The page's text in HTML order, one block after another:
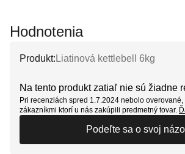
Hodnotenia
Produkt: Liatinová kettlebell 6kg
Na tento produkt zatiaľ nie sú žiadne
Pri recenziách spred 1.7.2024 nebolo
zákazníkmi ktorí u nás zakúpili predmetný tovar.
Podeľte sa o svoj